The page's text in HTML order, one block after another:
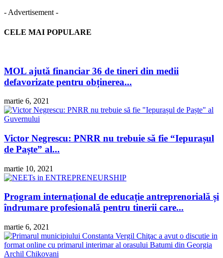
- Advertisement -
CELE MAI POPULARE
MOL ajută financiar 36 de tineri din medii
defavorizate pentru obținerea...
martie 6, 2021
Victor Negrescu: PNRR nu trebuie să fie “Iepurașul
de Paște” al...
martie 10, 2021
Program internațional de educație antreprenorială și
îndrumare profesională pentru tinerii care...
martie 6, 2021